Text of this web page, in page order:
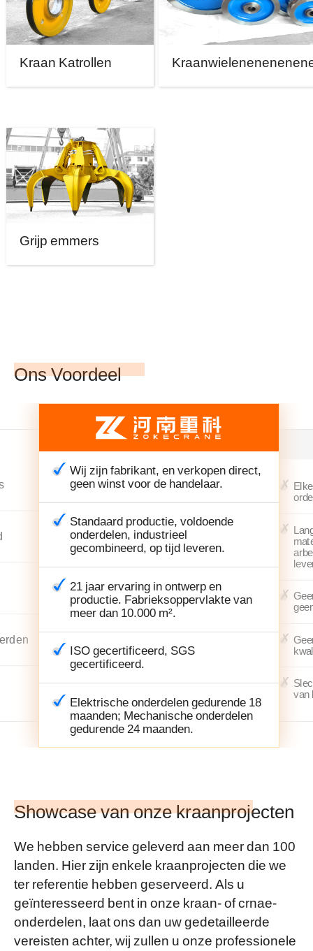
Kraan Katrollen
Grijp emmers
Ons Voordeel
Wij zijn fabrikant, en verkopen direct,
geen winst voor de handelaar.
Standaard productie, voldoende
onderdelen, industrieel
gecombineerd, op tijd leveren.
21 jaar ervaring in ontwerp en
productie. Fabrieksoppervlakte van
meer dan 10.000 m².
ISO gecertificeerd, SGS
gecertificeerd.
Elektrische onderdelen gedurende 18
maanden; Mechanische onderdelen
gedurende 24 maanden.
van
Showcase van onze kraanprojecten
We hebben service geleverd aan meer dan 100
landen. Hier zijn enkele kraanprojecten die we
ter referentie hebben geserveerd. Als u
geïnteresseerd bent in onze kraan- of crnae-
onderdelen, laat ons dan uw gedetailleerde
vereisten achter, wij zullen u onze professionele